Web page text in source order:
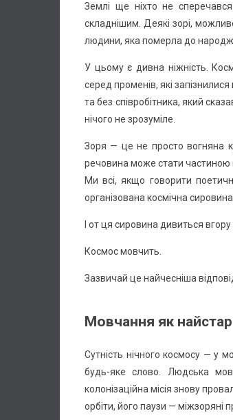
Землі ще ніхто не
складнішим. Деякі зорі,
людини, яка померла до
У цьому є дивна ніжність.
серед променів, які
та без співробітника, який
нічого не зрозуміле.
Зоря — це не просто вогняна
речовина може стати частиною
Ми всі, якщо говорити
організована космічна
І от ця сировина дивиться
Космос мовчить.
Зазвичай це найчесніша
Мовчання як
Сутність нічного космосу — у
будь-яке слово. Людська
колонізаційна місія знову
орбіти, його паузи — міжзоряні